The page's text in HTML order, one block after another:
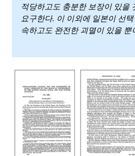
적당하고도 충분한 보장이 있을
요구한다. 이 이외에 일본이 선
속하고도 완전한 괴멸이 있을 뿐